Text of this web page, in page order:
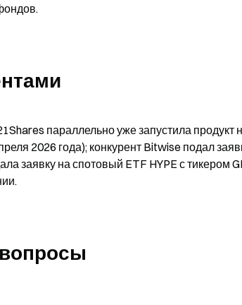
параллельно уже запустила продукт
2026 года); конкурент Bitwise подал
заявку на спотовый ETF HYPE с тикером